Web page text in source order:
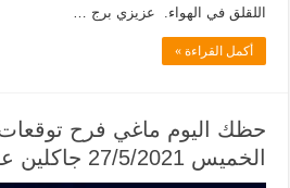
اللقلق في الهواء. عزيزي برج …
أكمل القراءة »
حظك اليوم ماغي فرح توقعات
الخميس 27/5/2021 جاكلين عقيقي برجك اليوم